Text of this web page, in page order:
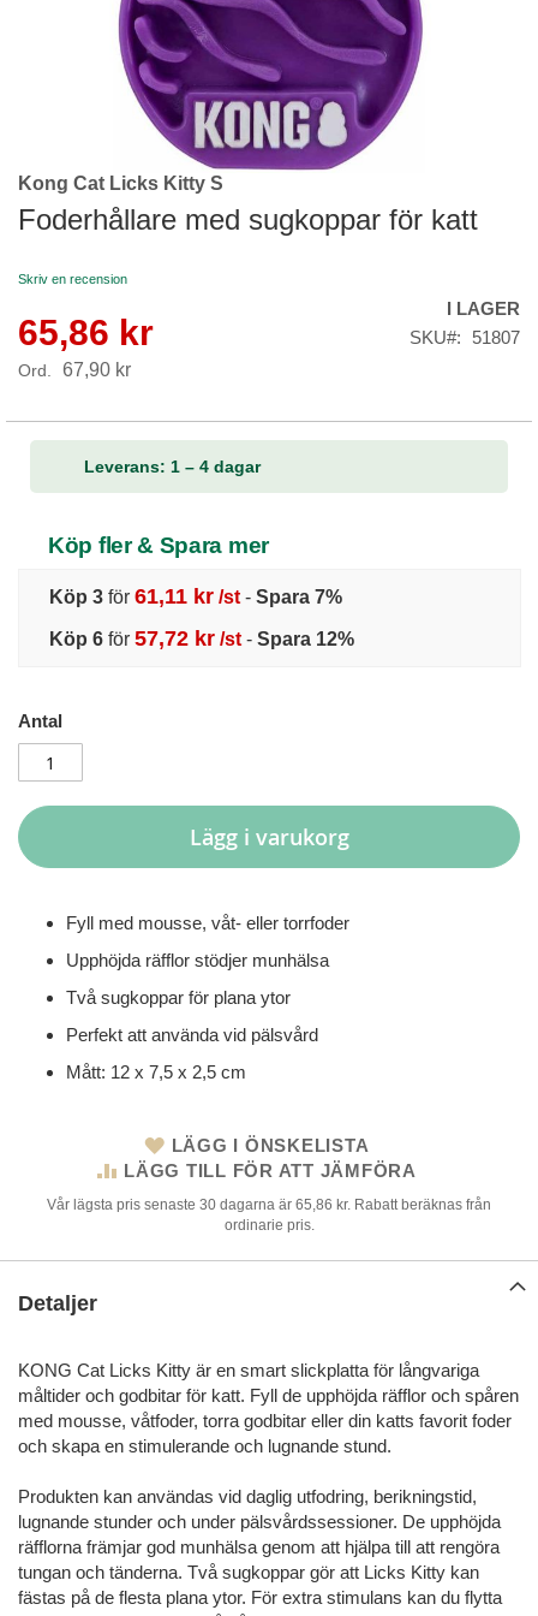
Skip
to
the
of
images
gallery
Kong Cat Licks Kitty S
Foderhållare med sugkoppar för katt
Skriv en recension
Reapris
65,86 kr
Ord. 67,90 kr
I LAGER
SKU
51807
Leverans: 1 – 4 dagar
Köp fler & Spara mer
Köp 3 för 61,11 kr /st - Spara 7%
Köp 6 för 57,72 kr /st - Spara 12%
Antal
Lägg i varukorg
Fyll med mousse, våt- eller torrfoder
Upphöjda räfflor stödjer munhälsa
Två sugkoppar för plana ytor
Perfekt att använda vid pälsvård
Mått: 12 x 7,5 x 2,5 cm
LÄGG I ÖNSKELISTA
LÄGG TILL FÖR ATT JÄMFÖRA
Vår lägsta pris senaste 30 dagarna är 65,86 kr. Rabatt beräknas från
ordinarie pris.
Detaljer
KONG Cat Licks Kitty är en smart slickplatta för långvariga
måltider och godbitar för katt. Fyll de upphöjda räfflor och spåren
med mousse, våtfoder, torra godbitar eller din katts favorit foder
och skapa en stimulerande och lugnande stund.
Produkten kan användas vid daglig utfodring, berikningstid,
lugnande stunder och under pälsvårdssessioner. De upphöjda
räfflorna främjar god munhälsa genom att hjälpa till att rengöra
tungan och tänderna. Två sugkoppar gör att Licks Kitty kan
fästas på de flesta plana ytor. För extra stimulans kan du flytta